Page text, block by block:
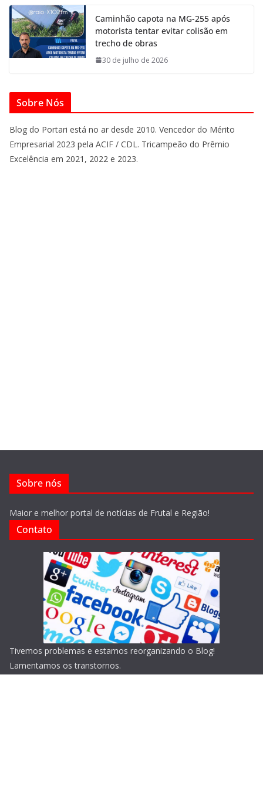
Caminhão capota na MG-255 após
motorista tentar evitar colisão em
trecho de obras
30 de julho de 2026
Sobre Nós
Blog do Portari está no ar desde 2010. Vencedor do Mérito
Empresarial 2023 pela ACIF / CDL. Tricampeão do Prêmio
Excelência em 2021, 2022 e 2023.
Sobre nós
Maior e melhor portal de notícias de Frutal e Região!
Contato
Tivemos problemas e estamos reorganizando o Blog!
Lamentamos os transtornos.